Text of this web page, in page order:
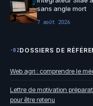
sans angle mort
7 août 2026
·02DOSSIERS DE
Web agri : comprendre le
Lettre de motivation
pour être retenu